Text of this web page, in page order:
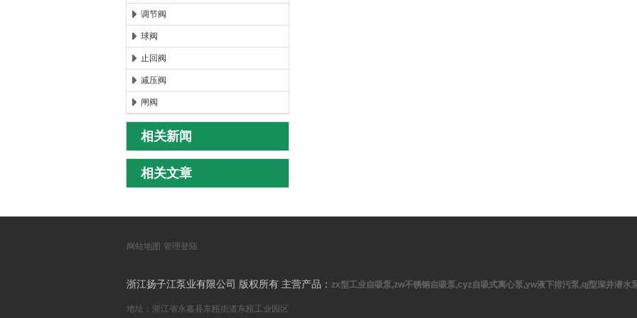
调节阀
球阀
止回阀
减压阀
闸阀
相关新闻
相关文章
网站地图 管理登陆
浙江扬子江泵业有限公司 版权所有 主营产品： zx型工业自吸泵,zw不锈钢自吸泵,cyz自吸式离心泵,yw液下排污泵,qj型深井潜水
地址：浙江省永嘉县东瓯街道东瓯工业园区